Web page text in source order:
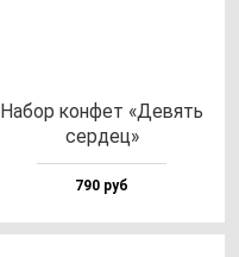
Набор кон­фет «Девять
сер­дец»
790 руб